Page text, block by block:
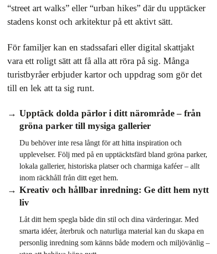
“street art walks” eller “urban hikes” där du upptäcker
stadens konst och arkitektur på ett aktivt sätt.
För familjer kan en stadssafari eller digital skattjakt
vara ett roligt sätt att få alla att röra på sig. Många
turistbyråer erbjuder kartor och uppdrag som gör det
till en lek att ta sig runt.
Upptäck dolda pärlor i ditt närområde – från
gröna parker till mysiga gallerier
Du behöver inte resa långt för att hitta inspiration och
upplevelser. Följ med på en upptäcktsfärd bland gröna parker,
lokala gallerier, historiska platser och charmiga kaféer – allt
inom räckhåll från ditt eget hem.
Kreativ och hållbar inredning: Ge ditt hem nytt
liv
Låt ditt hem spegla både din stil och dina värderingar. Med
smarta idéer, återbruk och naturliga material kan du skapa en
personlig inredning som känns både modern och miljövänlig –